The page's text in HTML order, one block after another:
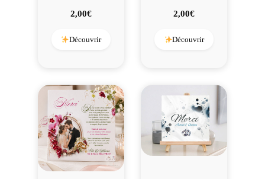
2,00€
Découvrir
2,00€
Découvrir